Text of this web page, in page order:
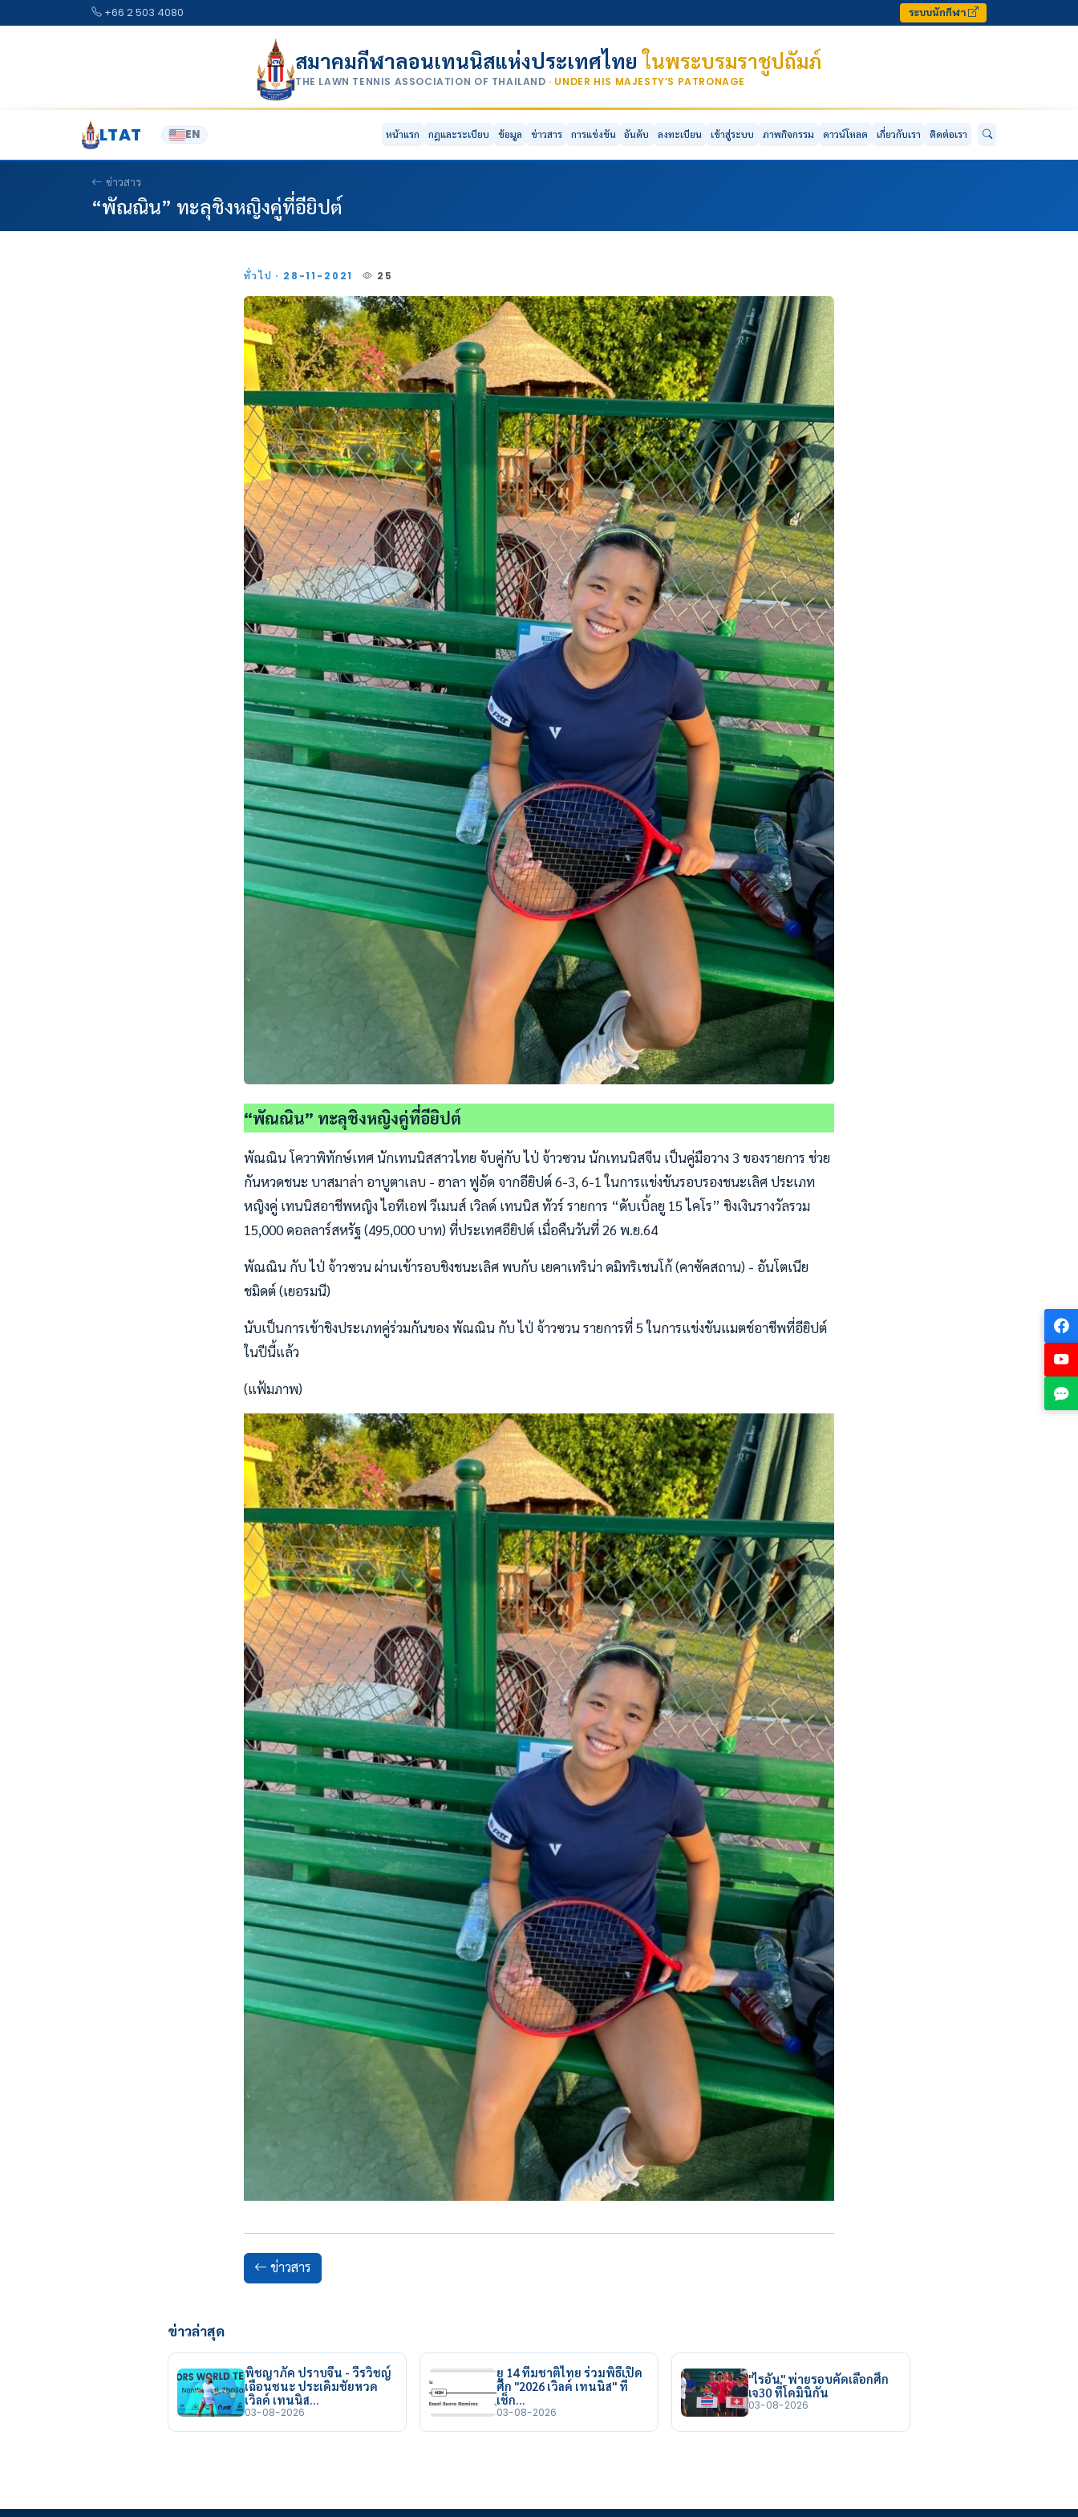
+66 2 503 4080 ระบบนักกีฬา
สมาคมกีฬาลอนเทนนิสแห่งประเทศไทยในพระบรมราชูปถัมภ์
THE LAWN TENNIS ASSOCIATION OF THAILAND · UNDER HIS MAJESTY’S PATRONAGE
LTAT EN หน้าแรก กฎและระเบียบ ข้อมูล ข่าวสาร การแข่งขัน อันดับ ลงทะเบียน เข้าสู่ระบบ ภาพกิจกรรม ดาวน์โหลด เกี่ยวกับเรา ติดต่อเรา
ข่าวสาร
“พัณณิน” ทะลุชิงหญิงคู่ที่อียิปต์
ทั่วไป · 28-11-2021 25
“พัณณิน” ทะลุชิงหญิงคู่ที่อียิปต์
พัณณิน โควาพิทักษ์เทศ นักเทนนิสสาวไทย จับคู่กับ ไป่ จ้าวซวน นักเทนนิสจีน เป็นคู่มือวาง 3 ของรายการ ช่วย
กันหวดชนะ บาสมาล่า อาบูตาเลบ - ฮาลา ฟูอัด จากอียิปต์ 6-3, 6-1 ในการแข่งขันรอบรองชนะเลิศ ประเภท
หญิงคู่ เทนนิสอาชีพหญิง ไอทีเอฟ วีเมนส์ เวิลด์ เทนนิส ทัวร์ รายการ “ดับเบิ้ลยู 15 ไคโร” ชิงเงินรางวัลรวม
15,000 ดอลลาร์สหรัฐ (495,000 บาท) ที่ประเทศอียิปต์ เมื่อคืนวันที่ 26 พ.ย.64
พัณณิน กับ ไป่ จ้าวซวน ผ่านเข้ารอบชิงชนะเลิศ พบกับ เยคาเทริน่า ดมิทริเชนโก้ (คาซัคสถาน) - อันโตเนีย
ชมิดต์ (เยอรมนี)
นับเป็นการเข้าชิงประเภทคู่ร่วมกันของ พัณณิน กับ ไป่ จ้าวซวน รายการที่ 5 ในการแข่งขันแมตช์อาชีพที่อียิปต์
ในปีนี้แล้ว
(แฟ้มภาพ)
ข่าวสาร
ข่าวล่าสุด
พิชญาภัค ปราบจีน - วีรวิชญ์
เฉือนชนะ ประเดิมชัยหวด
เวิลด์ เทนนิส…
03-08-2026
ยู 14 ทีมชาติไทย ร่วมพิธีเปิด
ศึก "2026 เวิลด์ เทนนิส" ที่
เช็ก…
03-08-2026
"ไรอัน" พ่ายรอบคัดเลือกศึก
เจ30 ที่โดมินิกัน
03-08-2026